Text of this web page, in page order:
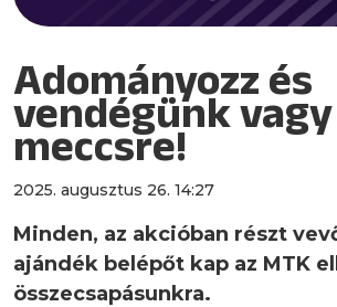
Adományozz és
vendégünk
meccsre!
2025. augusztus 26. 14:27
Minden, az akcióban részt
ajándék belépőt kap az MTK
összecsapásunkra.